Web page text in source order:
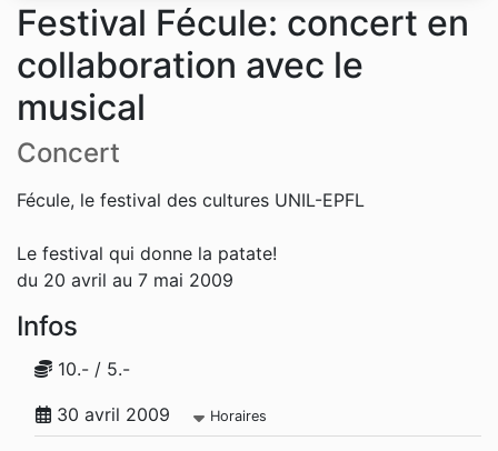
Festival Fécule: concert en
collaboration avec le
musical
Concert
Fécule, le festival des cultures UNIL-EPFL
Le festival qui donne la patate!
du 20 avril au 7 mai 2009
Infos
10.- / 5.-
30 avril 2009 Horaires